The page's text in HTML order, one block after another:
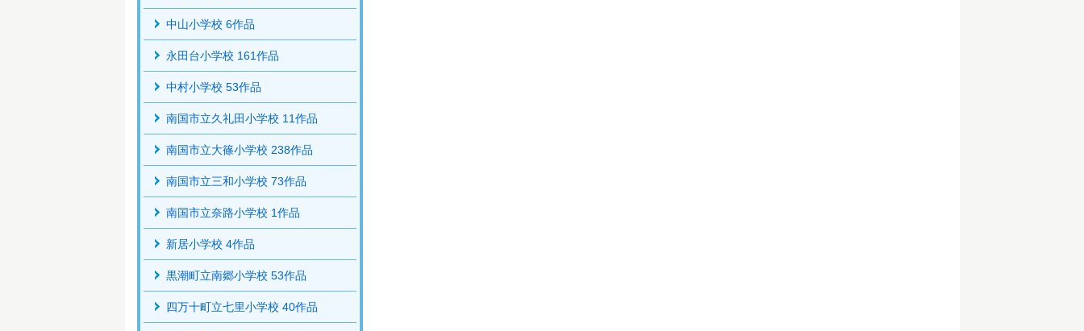
中山小学校 6作品
永田台小学校 161作品
中村小学校 53作品
南国市立久礼田小学校 11作品
南国市立大篠小学校 238作品
南国市立三和小学校 73作品
南国市立奈路小学校 1作品
新居小学校 4作品
黒潮町立南郷小学校 53作品
四万十町立七里小学校 40作品